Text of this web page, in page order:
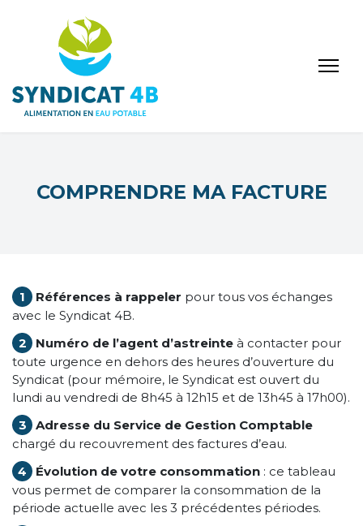
COMPRENDRE MA FACTURE
1 Références à rappeler pour tous vos échanges
avec le Syndicat 4B.
2
Numéro de l’agent d’astreinte à contacter pour
toute urgence en dehors des heures d’ouverture du
Syndicat (pour mémoire, le Syndicat est ouvert du
lundi au vendredi de 8h45 à 12h15 et de 13h45 à 17h00).
3
Adresse du Service de Gestion Comptable
chargé du recouvrement des factures d’eau.
4
Évolution de votre consommation : ce tableau
vous permet de comparer la consommation de la
période actuelle avec les 3 précédentes périodes.